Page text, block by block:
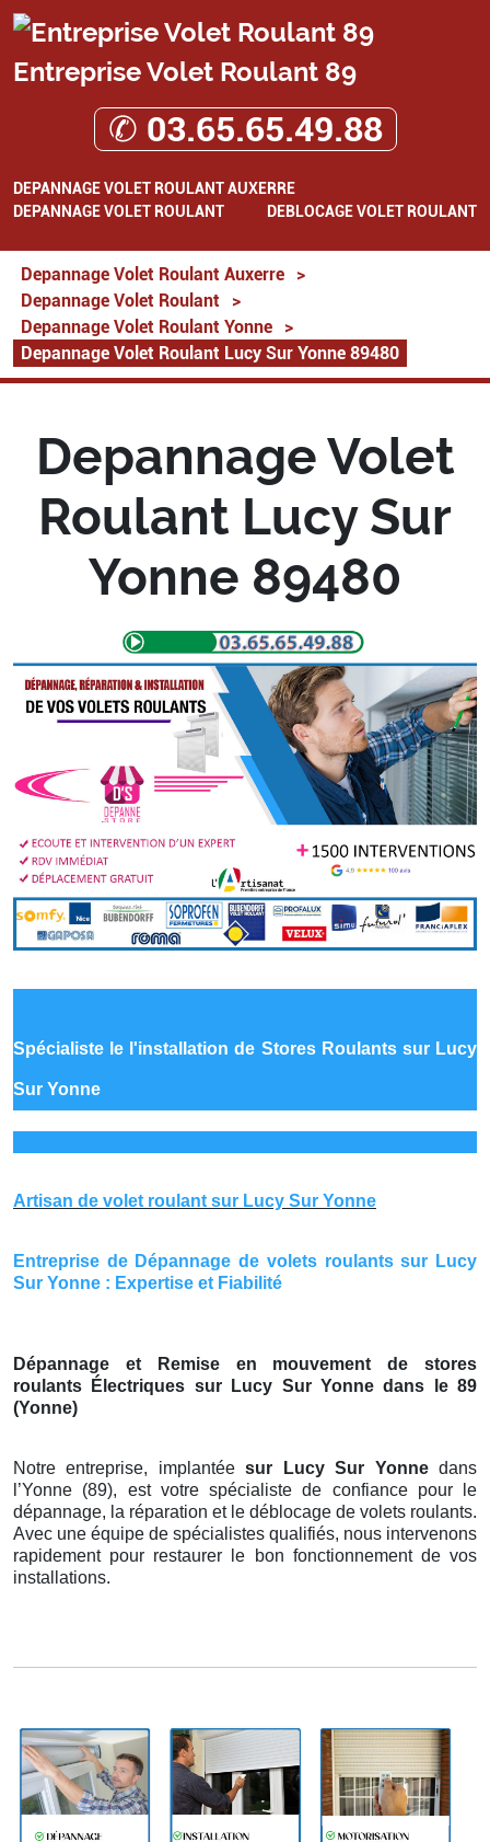
Entreprise Volet Roulant 89
✆ 03.65.65.49.88
DEPANNAGE VOLET ROULANT AUXERRE
DEPANNAGE VOLET ROULANT
DEBLOCAGE VOLET ROULANT
Depannage Volet Roulant Auxerre
>
Depannage Volet Roulant
>
Depannage Volet Roulant Yonne
>
Depannage Volet Roulant Lucy Sur Yonne 89480
Depannage Volet
Roulant Lucy Sur
Yonne 89480
Spécialiste le l'installation de Stores Roulants sur Lucy
Sur Yonne
Artisan de volet roulant sur Lucy Sur Yonne
Entreprise de Dépannage de volets roulants sur Lucy
Sur Yonne : Expertise et Fiabilité
Dépannage et Remise en mouvement de stores
roulants Électriques sur Lucy Sur Yonne dans le 89
(Yonne)
Notre entreprise, implantéesur Lucy Sur Yonnedans
l’Yonne (89), est votre spécialiste de confiance pour le
dépannage, la réparation et le déblocage de volets roulants.
Avec une équipe de spécialistes qualifiés, nous intervenons
rapidement pour restaurer le bon fonctionnement de vos
installations.